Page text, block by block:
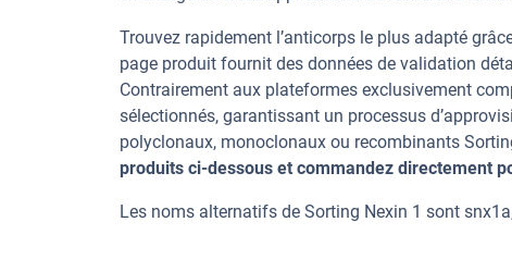
Trouvez rapidement l’anticorps le plus adapté
page produit fournit des données de validation
Contrairement aux plateformes exclusivement
sélectionnés, garantissant un processus
polyclonaux, monoclonaux ou recombinants
produits ci-dessous et commandez directement
Les noms alternatifs de Sorting Nexin 1 sont